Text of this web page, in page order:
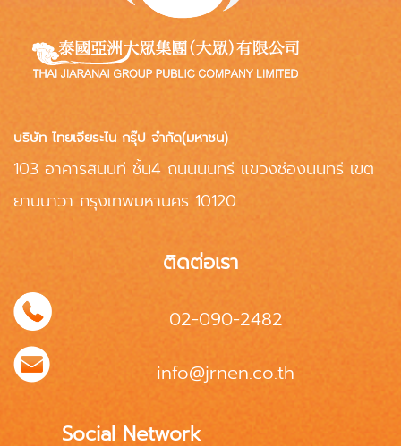
บริษัท ไทยเจียระไน กรุ๊ป จำกัด(มหาชน)
103 อาคารสินนที ชั้น4 ถนนนนทรี แขวงช่องนนทรี เขต
ยานนาวา กรุงเทพมหานคร 10120
ติดต่อเรา
02-090-2482
info@jrnen.co.th
Social Network